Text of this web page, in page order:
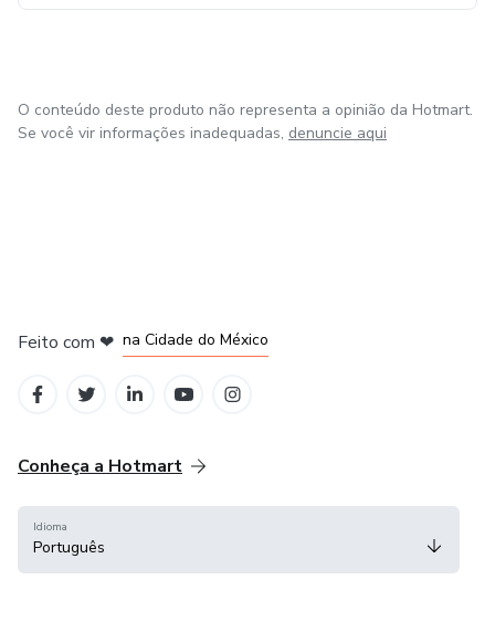
O conteúdo deste produto não representa a opinião da Hotmart.
Se você vir informações inadequadas, denuncie aqui
Feito com ❤ na Cidade do México
Conheça a Hotmart
Idioma
Português